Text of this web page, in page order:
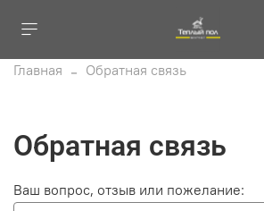
Главная Обратная связь
Обратная связь
Ваш вопрос, отзыв или пожелание: